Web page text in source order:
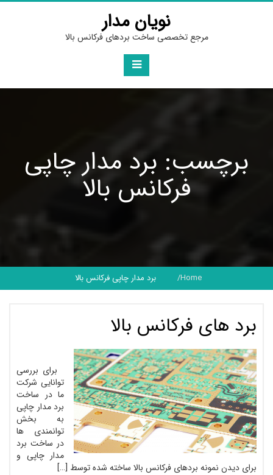
Skip
نویان مدار
مرجع تخصصی ساخت بردهای فرکانس بالا
برچسب: برد مدار چاپی
فرکانس بالا
Home برد مدار چاپی فرکانس بالا
برد های فرکانس بالا
برای بررسی
توانایی شرکت
ما در ساخت
برد مدار چاپی
به بخش
توانمندی ها
در ساخت برد
مدار چاپی و
برای دیدن نمونه بردهای فرکانس بالا ساخته شده توسط […]